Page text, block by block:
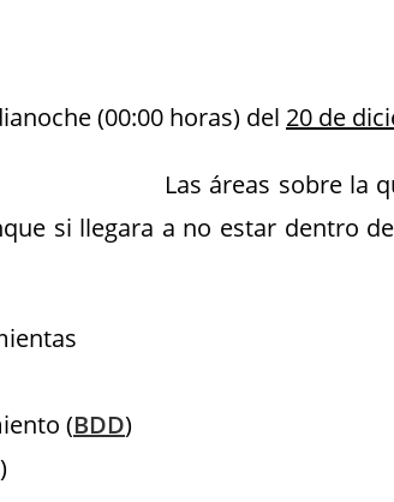
(00:00 horas) del 20 de
Las áreas sobre la
si llegara a no estar dentro
(BDD)
)